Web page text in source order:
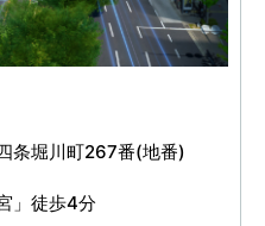
条堀川町267番(地番)
」徒歩4分